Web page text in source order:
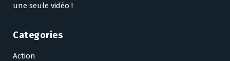
une seule vidéo !
Categories
Action